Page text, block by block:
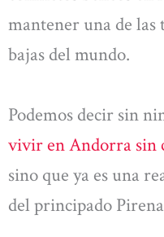
mantener una de las
bajas del mundo.
Podemos decir sin
vivir en Andorra sin
sino que ya es una
del principado